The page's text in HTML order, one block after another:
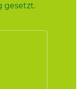
gesetzt.